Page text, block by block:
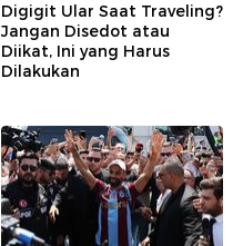
Digigit Ular Saat Traveling?
Jangan Disedot atau
Diikat, Ini yang Harus
Dilakukan